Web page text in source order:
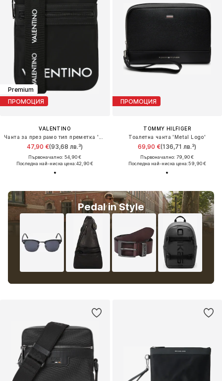
Premium
ПРОМОЦИЯ
VALENTINO
47,90 €(93,68 лв.³)
Първоначално: 54,90 €
Последна най-ниска цена:42,90 €
Pedal in Style
ПРОМОЦИЯ
TOMMY HILFIGER
Тоалетна чанта 'Metal Logo'
69,90 €(136,71 лв.³)
Първоначално: 79,90 €
Последна най-ниска цена:59,90 €